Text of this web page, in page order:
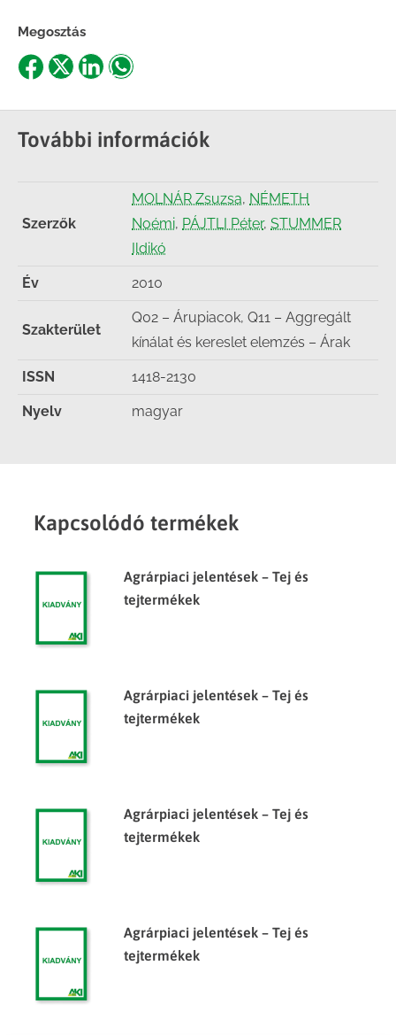
Megosztás
Share
Facebook
Share
X
Share
LinkedIn
Share
WhatsApp
További információk
Szerzők
MOLNÁR Zsuzsa, NÉMETH
Noémi, PÁJTLI Péter, STUMMER
Ildikó
Év 2010
Szakterület
Q02 – Árupiacok, Q11 – Aggregált
kínálat és kereslet elemzés – Árak
ISSN 1418-2130
Nyelv magyar
Kapcsolódó termékek
Agrárpiaci jelentések – Tej és
tejtermékek
Agrárpiaci jelentések – Tej és
tejtermékek
Agrárpiaci jelentések – Tej és
tejtermékek
Agrárpiaci jelentések – Tej és
tejtermékek